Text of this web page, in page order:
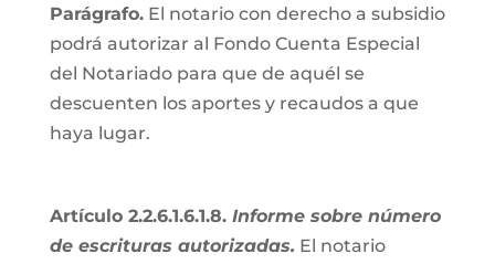
Parágrafo.El notario con derecho a subsidio
podrá autorizar al Fondo Cuenta Especial
del Notariado para que de aquél se
descuenten los aportes y recaudos a que
haya lugar.
Artículo 2.2.6.1.6.1.8. Informe sobre número
de escrituras autorizadas. El notario